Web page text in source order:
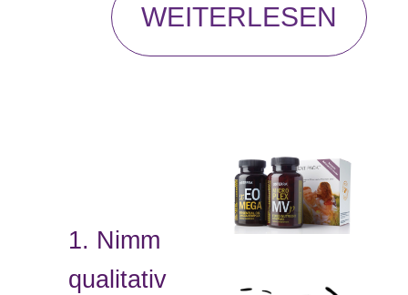
WEITERLESEN
1. Nimm
qualitativ